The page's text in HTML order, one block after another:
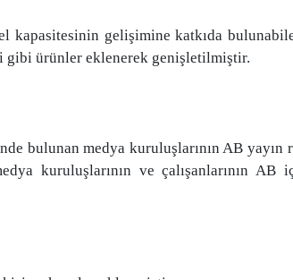
kapasitesinin gelişimine katkıda
gibi ürünler eklenerek genişletilmiştir.
bulunan medya kuruluşlarının AB yayın
kuruluşlarının ve çalışanlarının